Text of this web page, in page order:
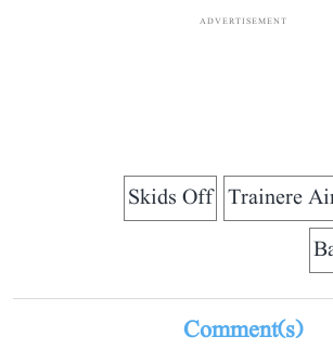
ADVERTISEMENT
Trainere
Skids Off
Comment(s)